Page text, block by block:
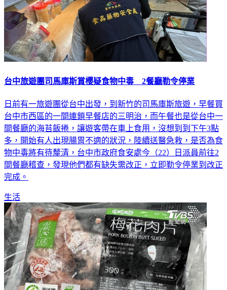
台中旅遊團司馬庫斯賞櫻疑食物中毒 2餐廳勒令停業
日前有一旅遊團從台中出發，到新竹的司馬庫斯旅遊，早餐買
台中市西區的一間連鎖早餐店的三明治，而午餐也是從台中一
間餐廳的海苔飯捲，讓遊客帶在車上食用，沒想到到下午3點
多，開始有人出現腸胃不適的狀況，陸續送醫急救，是否為食
物中毒將有待釐清，台中市政府食安處今（22）日派員前往2
間餐廳稽查，發現他們都有缺失需改正，立即勒令停業到改正
完成。
生活